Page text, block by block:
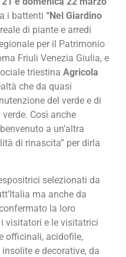
i battenti “Nel Giardino
di piante e arredi
per il Patrimonio
Friuli Venezia Giulia, e
triestina Agricola
che da quasi
del verde e di
Così anche
a un’altra
di rinascita” per dirla
selezionati da
ma anche da
la loro
visitatori e le visitatrici
officinali, acidofile,
e decorative, da